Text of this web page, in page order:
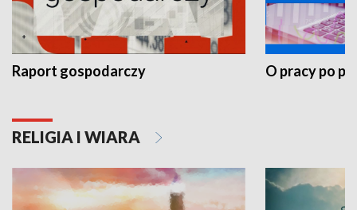
Raport gospodarczy O pracy po
RELIGIA I WIARA